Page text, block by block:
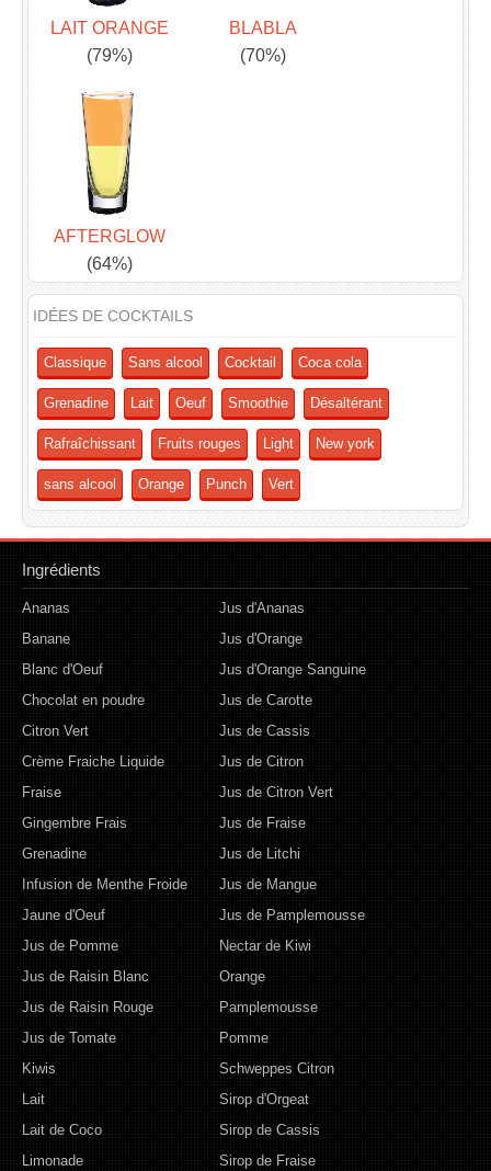
LAIT ORANGE
(79%)
BLABLA
(70%)
AFTERGLOW
(64%)
IDÉES DE COCKTAILS
Classique Sans alcool Cocktail Coca cola
Grenadine Lait Oeuf Smoothie Désaltérant
Rafraîchissant Fruits rouges Light New york
sans alcool Orange Punch Vert
Ingrédients
Ananas
Banane
Blanc d'Oeuf
Chocolat en poudre
Citron Vert
Crème Fraiche Liquide
Fraise
Gingembre Frais
Grenadine
Infusion de Menthe Froide
Jaune d'Oeuf
Jus d'Ananas
Jus d'Orange
Jus d'Orange Sanguine
Jus de Carotte
Jus de Cassis
Jus de Citron
Jus de Citron Vert
Jus de Fraise
Jus de Litchi
Jus de Mangue
Jus de Pamplemousse
Jus de Pomme
Jus de Raisin Blanc
Jus de Raisin Rouge
Jus de Tomate
Kiwis
Lait
Lait de Coco
Limonade
Nectar de Kiwi
Orange
Pamplemousse
Pomme
Schweppes Citron
Sirop d'Orgeat
Sirop de Cassis
Sirop de Fraise